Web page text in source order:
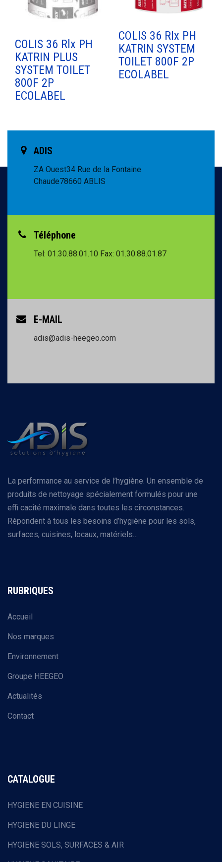
COLIS 36 Rlx PH
KATRIN PLUS
SYSTEM TOILET
800F 2P
ECOLABEL
COLIS 36 Rlx PH
KATRIN SYSTEM
TOILET 800F 2P
ECOLABEL
ADIS
ZA Ouest34 Rue de la Fontaine
Chaude78660 ABLIS
Téléphone
Tel: 01.30.88.01.10 Fax: 01.30.88.01.87
E-MAIL
adis@adis-heegeo.com
La performance au service de l’hygiène. Un ensemble de
produits de nettoyage spécialement formulés pour une
effi cacité maximale dans toutes les circonstances.
Répondent à tous les besoins d’hygiène pour les sols,
surfaces, cuisines, locaux, matériels…
RUBRIQUES
Accueil
Nos marques
Environnement
Groupe HEEGEO
Actualités
Contact
CATALOGUE
HYGIENE EN CUISINE
HYGIENE DU LINGE
HYGIENE SOLS, SURFACES & AIR